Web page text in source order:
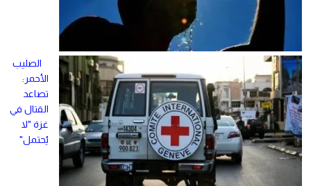
الصليب
الأحمر:
تصاعد
القتال في
غزة "لا
يُحتمل"